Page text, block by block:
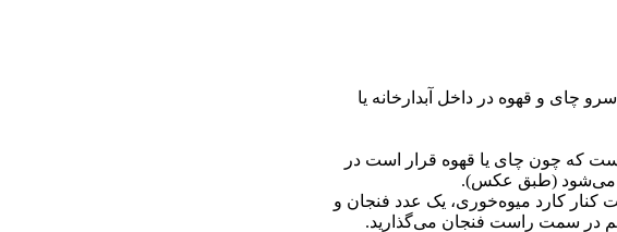
و قهوه در داخل آبدارخانه یا
است که چون چای یا قهوه قرار است در
می‌شود (طبق عکس).
کنار کارد میوه‌خوری، یک عدد فنجان و
در سمت راست فنجان می‌گذارید.